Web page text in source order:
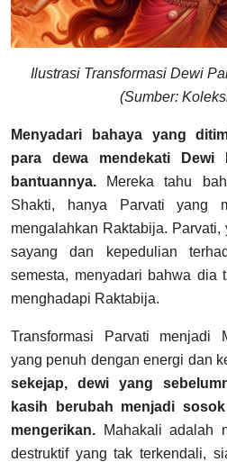
Ilustrasi Transformasi Dewi
(Sumber:
Menyadari bahaya yang
para dewa mendekati Dewi
bantuannya. Mereka tahu
Shakti, hanya Parvati yang
mengalahkan Raktabija.
sayang dan kepedulian
semesta, menyadari bahwa dia
menghadapi Raktabija.
Transformasi Parvati menjadi
yang penuh dengan energi dan
sekejap, dewi yang
kasih berubah menjadi
mengerikan. Mahakali adalah
destruktif yang tak terkendali,